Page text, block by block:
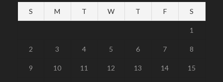
S M T W T F S
1
2 3 4 5 6 7 8
9 10 11 12 13 14 15